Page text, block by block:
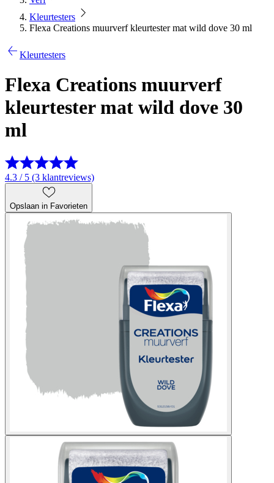
Kleurtesters
Flexa Creations muurverf kleurtester mat wild dove 30 ml
Kleurtesters
Flexa Creations muurverf
kleurtester mat wild dove 30
ml
4.3 / 5 (3 klantreviews)
Opslaan in Favorieten